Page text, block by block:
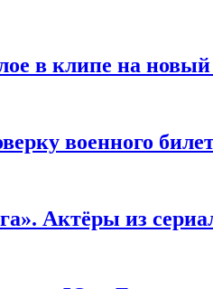
в клипе на
военного
Актёры из